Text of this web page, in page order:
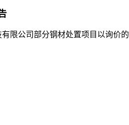
限公司部分钢材处置项目 以询价的